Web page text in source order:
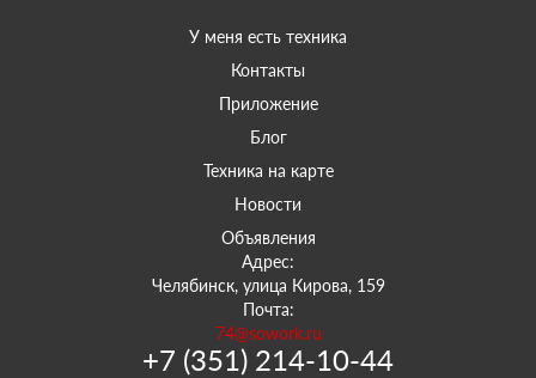
У меня есть техника
Контакты
Приложение
Блог
Техника на карте
Новости
Объявления
Адрес:
Челябинск, улица Кирова, 159
Почта:
74@sowork.ru
+7 (351) 214-10-44